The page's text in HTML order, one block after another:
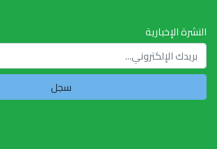
النشرة الإخبارية
سجل